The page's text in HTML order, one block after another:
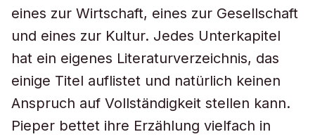
eines zur Wirtschaft, eines zur Gesellschaft
und eines zur Kultur. Jedes Unterkapitel
hat ein eigenes Literaturverzeichnis, das
einige Titel auflistet und natürlich keinen
Anspruch auf Vollständigkeit stellen kann.
Pieper bettet ihre Erzählung vielfach in